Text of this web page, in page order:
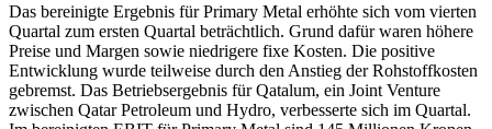
Das bereinigte Ergebnis für Primary Metal erhöhte sich vom vierten
Quartal zum ersten Quartal beträchtlich. Grund dafür waren höhere
Preise und Margen sowie niedrigere fixe Kosten. Die positive
Entwicklung wurde teilweise durch den Anstieg der Rohstoffkosten
gebremst. Das Betriebsergebnis für Qatalum, ein Joint Venture
zwischen Qatar Petroleum und Hydro, verbesserte sich im Quartal.